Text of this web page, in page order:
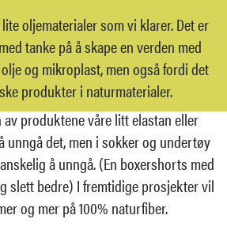
oljematerialer som vi klarer. Det er
tanke på å skape en verden med
og mikroplast, men også fordi det
produkter i naturmaterialer.
produktene våre litt elastan eller
unngå det, men i sokker og undertøy
å unngå. (En boxershorts med
slett bedre) I fremtidige prosjekter vil
og mer på 100% naturfiber.